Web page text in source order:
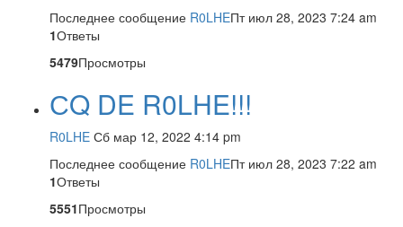
Последнее сообщение R0LHEПт июл 28, 2023 7:24 am
1Ответы
5479Просмотры
СQ DE R0LHE!!!
R0LHE Сб мар 12, 2022 4:14 pm
Последнее сообщение R0LHEПт июл 28, 2023 7:22 am
1Ответы
5551Просмотры